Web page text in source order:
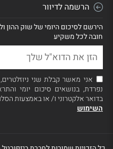
הרשמה לדיוור
הירשם לסיכום היומי של שוק ההון
חובה לכל משקיע
אני מאשר קבלת שני
נפרדת, בנושאים סיכום יומי
בדואר אלקטרוני ו/ או באמצעות
השימוש